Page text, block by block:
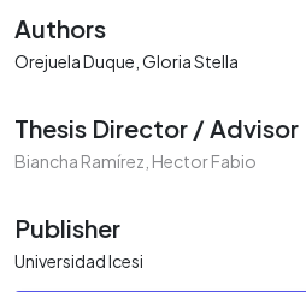
Authors
Orejuela Duque, Gloria Stella
Thesis Director / Advisor
Biancha Ramírez, Hector Fabio
Publisher
Universidad Icesi